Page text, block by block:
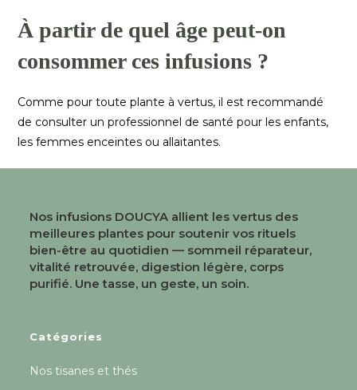
À partir de quel âge peut-on
consommer ces infusions ?
Comme pour toute plante à vertus, il est recommandé
de consulter un professionnel de santé pour les enfants,
les femmes enceintes ou allaitantes.
Nos infusions DOUCYA allient les vertus des
meilleures plantes pour soutenir vos rituels
bien-être au quotidien — sommeil réparateur,
vitalité retrouvée, digestion légère, corps
purifié. Une tasse, un geste, un soin.
Catégories
Nos tisanes et thés